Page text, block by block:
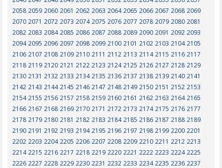
2058 2059 2060 2061 2062 2063 2064 2065 2066 2067 2068 2069
2070 2071 2072 2073 2074 2075 2076 2077 2078 2079 2080 2081
2082 2083 2084 2085 2086 2087 2088 2089 2090 2091 2092 2093
2094 2095 2096 2097 2098 2099 2100 2101 2102 2103 2104 2105
2106 2107 2108 2109 2110 2111 2112 2113 2114 2115 2116 2117
2118 2119 2120 2121 2122 2123 2124 2125 2126 2127 2128 2129
2130 2131 2132 2133 2134 2135 2136 2137 2138 2139 2140 2141
2142 2143 2144 2145 2146 2147 2148 2149 2150 2151 2152 2153
2154 2155 2156 2157 2158 2159 2160 2161 2162 2163 2164 2165
2166 2167 2168 2169 2170 2171 2172 2173 2174 2175 2176 2177
2178 2179 2180 2181 2182 2183 2184 2185 2186 2187 2188 2189
2190 2191 2192 2193 2194 2195 2196 2197 2198 2199 2200 2201
2202 2203 2204 2205 2206 2207 2208 2209 2210 2211 2212 2213
2214 2215 2216 2217 2218 2219 2220 2221 2222 2223 2224 2225
2226 2227 2228 2229 2230 2231 2232 2233 2234 2235 2236 2237